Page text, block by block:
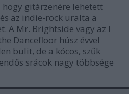
gitárzenére lehetett
az indie-rock uralta a
A Mr. Brightside vagy az I
Dancefloor húsz évvel
bulit, de a kócos, szűk
srácok nagy többsége